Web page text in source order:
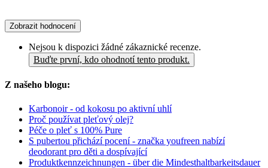
Zobrazit hodnocení
Nejsou k dispozici žádné zákaznické recenze.
Buďte první, kdo ohodnotí tento produkt.
Z našeho blogu:
Karbonoir - od kokosu po aktivní uhlí
Proč používat pleťový olej?
Péče o pleť s 100% Pure
S pubertou přichází pocení - značka youfreen nabízí
deodorant pro děti a dospívající
Produktkennzeichnungen - über die Mindesthaltbarkeitsdauer